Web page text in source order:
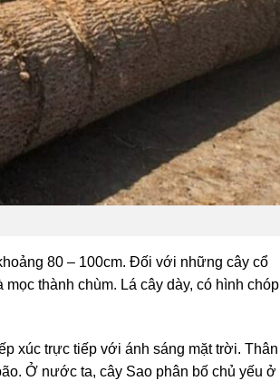
80 – 100cm. Đối với những cây cổ
thành chùm. Lá cây dày, có hình chóp
xúc trực tiếp với ánh sáng mặt trời. Thân
Ở nước ta, cây Sao phân bố chủ yếu ở